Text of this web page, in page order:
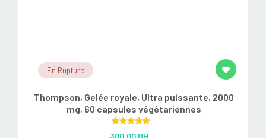
En Rupture
Thompson, Gelée royale, Ultra puissante, 2000
mg, 60 capsules végétariennes
300.00 DH